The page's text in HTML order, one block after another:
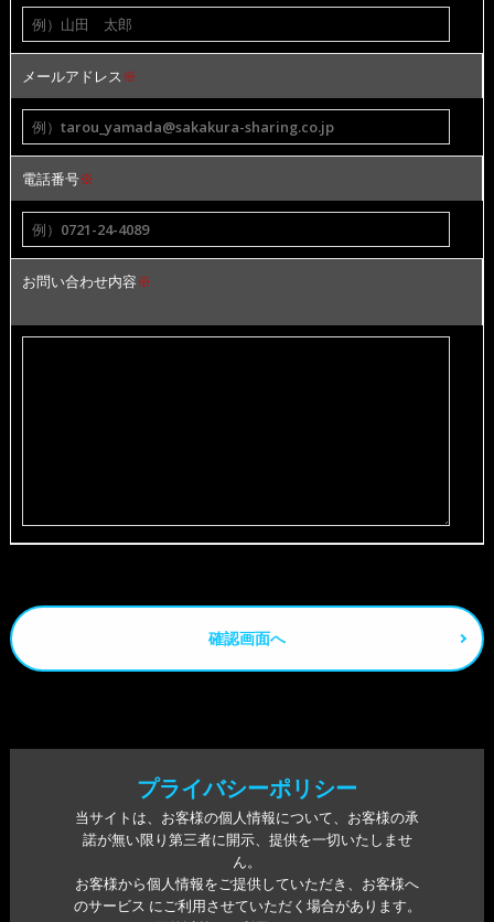
メールアドレス※
電話番号※
お問い合わせ内容※
プライバシーポリシー
当サイトは、お客様の個人情報について、お客様の承
諾が無い限り第三者に開示、提供を一切いたしませ
ん。
お客様から個人情報をご提供していただき、お客様へ
のサービス にご利用させていただく場合があります。